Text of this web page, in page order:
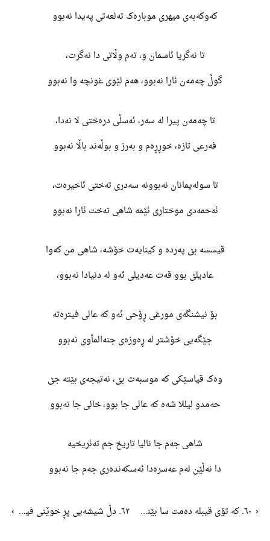
کەوکەبەی میهری موبارەک تەلعەتی پەیدا نەبوو
تا نەگریا ئاسمان و، تەم وڵاتی دا نەگرت،
گوڵ چەمەن ئارا نەبوو، هەم لێوی غونچە وا نەبوو
تا چەمەن پیرا لە سەر، ئەسڵی درەختی لا نەدا،
فەرعی تازە، خوڕڕەم و بەرز و بوڵەند باڵا نەبوو
تا سولەیمانان نەبوونە سەدری تەختی ئاخیرەت،
ئەحمەدی موختاری ئێمە شاهی تەخت ئارا نەبوو
قیسسە بێ پەردە و کینایەت خۆشە، شاهی من کەوا
عادیلێ بوو قەت عەدیلی ئەو لە دنیادا نەبوو،
بۆ نیشنگەی مورغی ڕۆحی ئەو کە عالی فیترەتە
جێگەیی خۆشتر لە ڕەوزەی جنەالمأوی نەبوو
وەک قیاسێکی کە موسبەت بێ، نەتیجەی بێتە جێ
حەمدو لیللا شەه کە عالی جا بوو، خالی جا نەبوو
شاهی جەم جا نالیا تاریخ جم تەئریخیە
دا نەڵێن لەم عەسرەدا ئەسکەندەری جەم جا نەبوو
‹ ٦٠. کە تۆی قیبلە دەمت سا بێنە قوربان ٦٢. دڵ شیشەیی پڕ خوێنی فیراقی، فەرەقی بوو ›